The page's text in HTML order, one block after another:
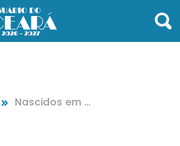
Nascidos em s